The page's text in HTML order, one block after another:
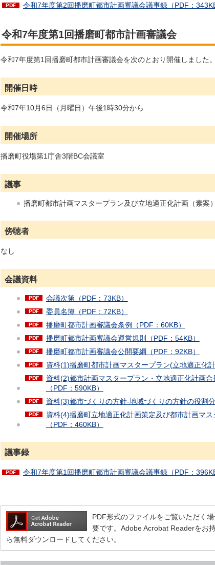
令和7年度第2回播磨町都市計画審議会議事録（PDF：
令和7年度第1回播磨町都市計画審議会
令和7年度第1回播磨町都市計画審議会を次のとおり開催しました
開催日時
令和7年10月6日（月曜日）午後1時30分から
開催場所
播磨町役場第1庁舎3階BC会議室
議事
播磨町都市計画マスタープラン及び立地適正化計画（素案
傍聴者
なし
会議資料
会議次第（PDF：73KB）
委員名簿（PDF：72KB）
播磨町都市計画審議会条例（PDF：60KB）
播磨町都市計画審議会運営規則（PDF：54KB）
播磨町都市計画審議会公開要綱（PDF：92KB）
資料(1)播磨町都市計画マスタープラン(立地適正化
資料(2)都市計画マスタープラン・立地適正化計画
（PDF：590KB）
資料(3)都市づくりの方針-地域づくりの方針の役割
資料(4)播磨町立地適正化計画策定及び都市計画マ
（PDF：460KB）
議事録
令和7年度第1回播磨町都市計画審議会議事録（PDF：
PDF形式のファイルをご覧いただく
要です。Adobe Acrobat Readerをお
ら無料ダウンロードしてください。